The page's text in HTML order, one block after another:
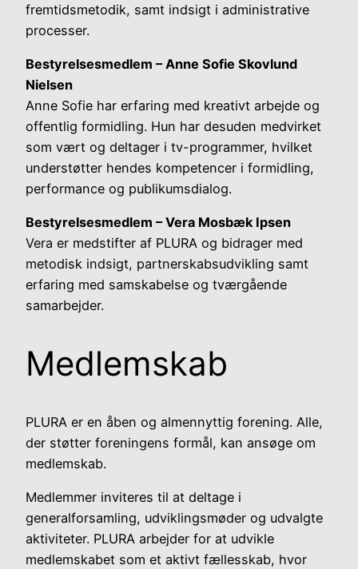
fremtidsmetodik, samt indsigt i administrative
processer.
Bestyrelsesmedlem – Anne Sofie Skovlund
Nielsen
Anne Sofie har erfaring med kreativt arbejde og
offentlig formidling. Hun har desuden medvirket
som vært og deltager i tv-programmer, hvilket
understøtter hendes kompetencer i formidling,
performance og publikumsdialog.
Bestyrelsesmedlem – Vera Mosbæk Ipsen
Vera er medstifter af PLURA og bidrager med
metodisk indsigt, partnerskabsudvikling samt
erfaring med samskabelse og tværgående
samarbejder.
Medlemskab
PLURA er en åben og almennyttig forening. Alle,
der støtter foreningens formål, kan ansøge om
medlemskab.
Medlemmer inviteres til at deltage i
generalforsamling, udviklingsmøder og udvalgte
aktiviteter. PLURA arbejder for at udvikle
medlemskabet som et aktivt fællesskab, hvor